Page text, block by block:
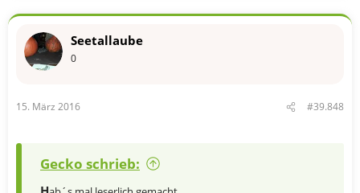
Seetallaube
0
15. März 2016 #39.848
Gecko schrieb: